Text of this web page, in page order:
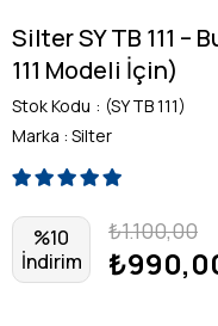
Silter SY TB 111 –
111 Modeli İçin)
Stok Kodu
(SY TB 111)
Marka : Silter
%10
İndirim
₺1.100,00